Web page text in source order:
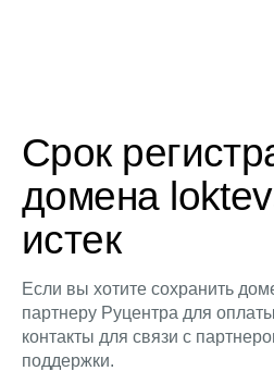
Срок
домена
истек
Если вы хотите сохранить
партнеру Руцентра для
контакты для связи с
поддержки.